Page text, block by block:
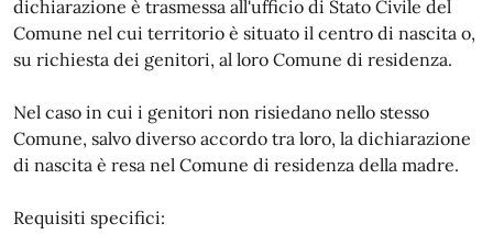
dichiarazione è trasmessa all'ufficio di Stato Civile del
Comune nel cui territorio è situato il centro di nascita o,
su richiesta dei genitori, al loro Comune di residenza.
Nel caso in cui i genitori non risiedano nello stesso
Comune, salvo diverso accordo tra loro, la dichiarazione
di nascita è resa nel Comune di residenza della madre.
Requisiti specifici: